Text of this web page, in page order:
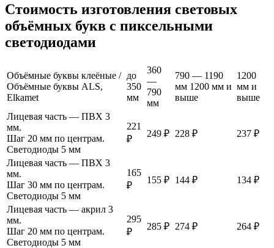
Стоимость изготовления световых
объёмных букв с пиксельными
светодиодами
Объёмные буквы клеёные /
Объёмные буквы ALS,
Elkamet
до
350
мм
360
—
790
мм
790 — 1190
мм 1200 мм и
выше
1200
мм и
выше
Лицевая часть — ПВХ 3
мм.
Шаг 20 мм по центрам.
Светодиоды 5 мм
221
₽
249 ₽ 228 ₽ 237 ₽
Лицевая часть — ПВХ 3
мм.
Шаг 30 мм по центрам.
Светодиоды 5 мм
165
₽
155 ₽ 144 ₽ 134 ₽
Лицевая часть — акрил 3
мм.
Шаг 20 мм по центрам.
Светодиоды 5 мм
295
₽
285 ₽ 274 ₽ 264 ₽